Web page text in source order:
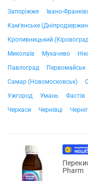
Запоріжжя
Івано-
Кам'янське
Кропивницький
Миколаїв
Мукачево
Павлоград
Первомайськ
Самар (Новомосковськ)
Ужгород
Умань Фастів
Черкаси
Чернівці
Pharm